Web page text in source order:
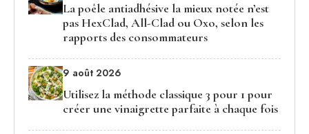
La poêle antiadhésive la mieux notée n’est
pas HexClad, All-Clad ou Oxo, selon les
rapports des consommateurs
9 août 2026
Utilisez la méthode classique 3 pour 1 pour
créer une vinaigrette parfaite à chaque fois